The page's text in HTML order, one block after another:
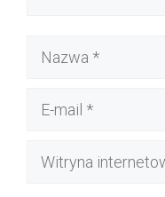
Nazwa
Witryna